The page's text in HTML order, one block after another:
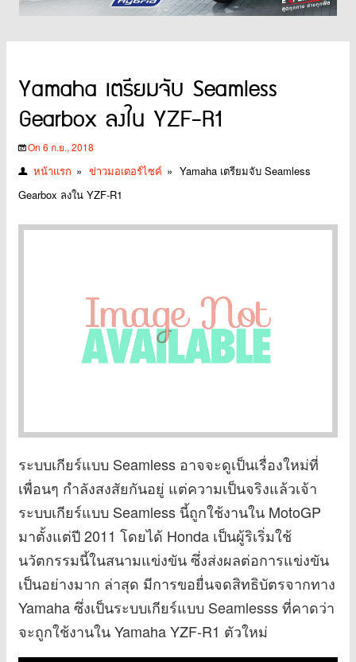
Yamaha เตรียมจับ Seamless
Gearbox ลงใน YZF-R1
On 6 ก.ย., 2018
หน้าแรก » ข่าวมอเตอร์ไซค์ » Yamaha เตรียมจับ Seamless
Gearbox ลงใน YZF-R1
ระบบเกียร์แบบ Seamless อาจจะดูเป็นเรื่องใหม่ที่
เพื่อนๆ กำลังสงสัยกันอยู่ แต่ความเป็นจริงแล้วเจ้า
ระบบเกียร์แบบ Seamless นี้ถูกใช้งานใน MotoGP
มาตั้งแต่ปี 2011 โดยได้ Honda เป็นผู้ริเริ่มใช้
นวัตกรรมนี้ในสนามแข่งขัน ซึ่งส่งผลต่อการแข่งขัน
เป็นอย่างมาก ล่าสุด มีการขอยื่นจดสิทธิบัตรจากทาง
Yamaha ซึ่งเป็นระบบเกียร์แบบ Seamlesss ที่คาดว่า
จะถูกใช้งานใน Yamaha YZF-R1 ตัวใหม่